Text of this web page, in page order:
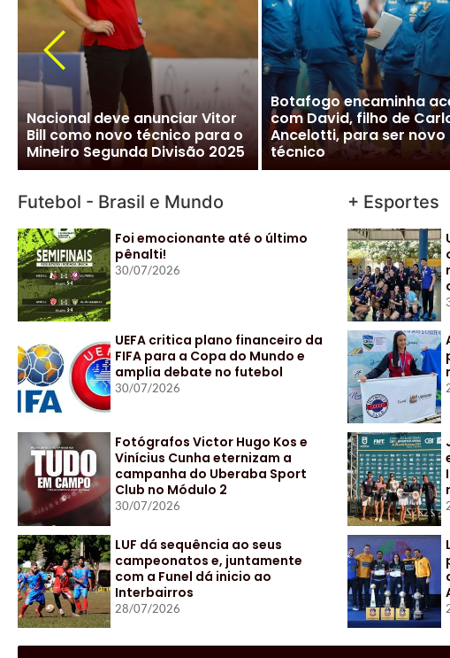
CBF desiste de Ancelotti:
salário milionário na Arábia e
impasse com Real Madrid
travam negociação
Ancelotti diz “sim” à
Brasileira e CBF finaliza
detalhes para oficializar
acordo
Futebol - Brasil e Mundo
Foi emocionante até o último
pênalti!
30/07/2026
UEFA critica plano financeiro da
FIFA para a Copa do Mundo e
amplia debate no futebol
30/07/2026
Fotógrafos Victor Hugo Kos e
Vinícius Cunha eternizam a
campanha do Uberaba Sport
Club no Módulo 2
30/07/2026
LUF dá sequência ao seus
campeonatos e, juntamente
com a Funel dá inicio ao
Interbairros
28/07/2026
+ Esportes